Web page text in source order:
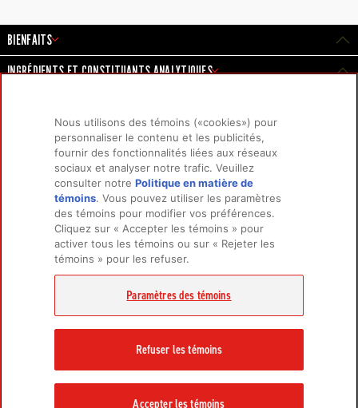
BIENFAITS
INGRÉDIENTS ET CONSTITUANTS ANALYTIQUES
PRODUITS
Pour chiens
Pour chats
EN SAVOIR PLUS
À propos de nous
FAQ
Politique de confidentialité
CONTACTEZ-NOUS
Facebook de Champion
Instagram de
Youtube de Orijen
Nous utilisons des témoins («cookies») pour
personnaliser le contenu et les publicités,
fournir des fonctionnalités liées aux réseaux
sociaux et analyser notre trafic. Veuillez
consulter notrePolitique en matière de
témoins(opens in a new tab)
. Vous pouvez utiliser les paramètres
des témoins pour modifier vos préférences.
Cliquez sur « Accepter les témoins » pour
activer tous les témoins ou sur « Rejeter les
témoins » pour les refuser.
Paramètres des témoins
Refuser les témoins
Accepter les témoins